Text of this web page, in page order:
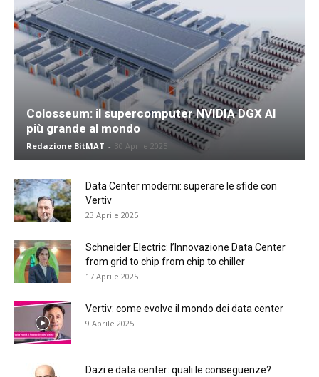
Colosseum: il supercomputer NVIDIA DGX AI
più grande al mondo
Redazione BitMAT - 30 Aprile 2025
Data Center moderni: superare le sfide con
Vertiv
23 Aprile 2025
Schneider Electric: l’Innovazione Data Center
from grid to chip from chip to chiller
17 Aprile 2025
Vertiv: come evolve il mondo dei data center
9 Aprile 2025
Dazi e data center: quali le conseguenze?